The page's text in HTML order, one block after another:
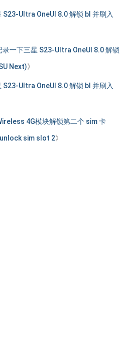
S23-Ultra OneUI 8.0 解锁 bl 并刷入
录一下三星 S23-Ultra OneUI 8.0 解锁
Next)》
S23-Ultra OneUI 8.0 解锁 bl 并刷入
4G模块解锁第二个 sim 卡
unlock sim slot 2》